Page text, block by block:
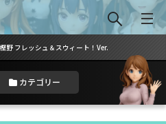
野 フレッシュ＆スウィート！Ver.
カテゴリー